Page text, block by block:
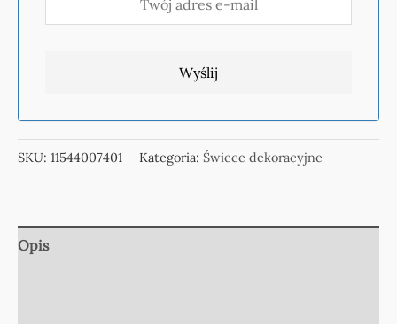
SKU: 11544007401 Kategoria: Świece dekoracyjne
Opis